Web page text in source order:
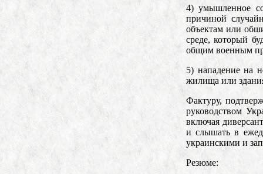
4) умышленное
причиной
объектам или
среде, который
общим военным
5) нападение на
жилища или
Фактуру,
руководством
включая
и слышать в
украинскими и
Резюме: